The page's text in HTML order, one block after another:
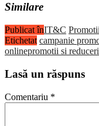
Similare
Publicat înIT&C
Etichetat campanie
onlinepromotii si reduceri
Lasă un răspuns
Comentariu *